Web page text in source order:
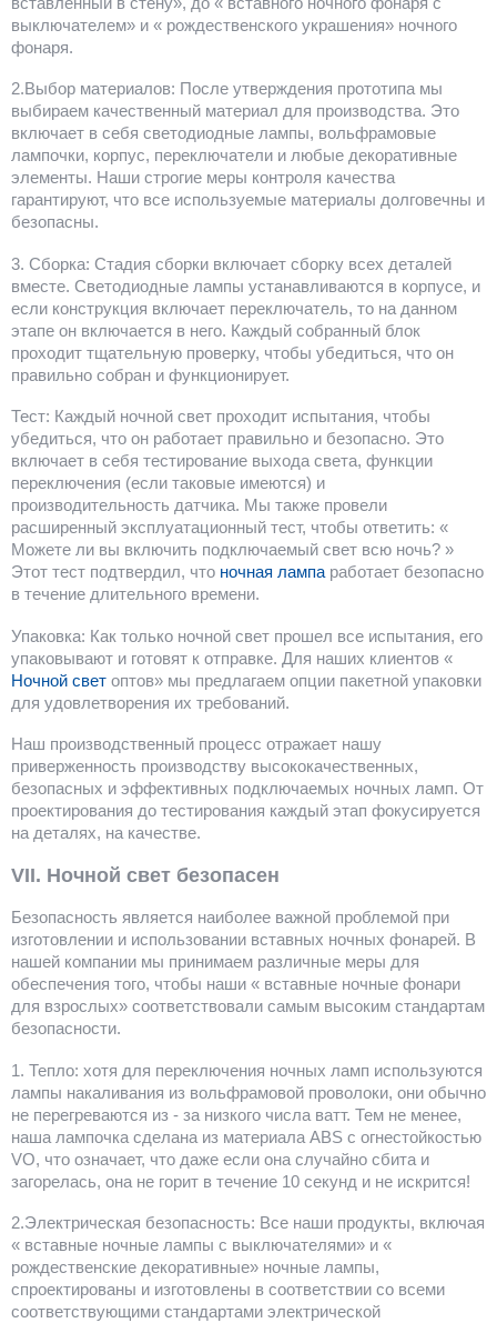
выключателем» и « рождественского украшения» ночного
фонаря.
2.Выбор материалов: После утверждения прототипа мы
выбираем качественный материал для производства. Это
включает в себя светодиодные лампы, вольфрамовые
лампочки, корпус, переключатели и любые декоративные
элементы. Наши строгие меры контроля качества
гарантируют, что все используемые материалы долговечны и
безопасны.
3. Сборка: Стадия сборки включает сборку всех деталей
вместе. Светодиодные лампы устанавливаются в корпусе, и
если конструкция включает переключатель, то на данном
этапе он включается в него. Каждый собранный блок
проходит тщательную проверку, чтобы убедиться, что он
правильно собран и функционирует.
Тест: Каждый ночной свет проходит испытания, чтобы
убедиться, что он работает правильно и безопасно. Это
включает в себя тестирование выхода света, функции
переключения (если таковые имеются) и
производительность датчика. Мы также провели
расширенный эксплуатационный тест, чтобы ответить: «
Можете ли вы включить подключаемый свет всю ночь? »
Этот тест подтвердил, что ночная лампаработает безопасно
в течение длительного времени.
Упаковка: Как только ночной свет прошел все испытания, его
упаковывают и готовят к отправке. Для наших клиентов «
Ночной свет оптов» мы предлагаем опции пакетной упаковки
для удовлетворения их требований.
Наш производственный процесс отражает нашу
приверженность производству высококачественных,
безопасных и эффективных подключаемых ночных ламп. От
проектирования до тестирования каждый этап фокусируется
на деталях, на качестве.
VII. Ночной свет безопасен
Безопасность является наиболее важной проблемой при
изготовлении и использовании вставных ночных фонарей. В
нашей компании мы принимаем различные меры для
обеспечения того, чтобы наши « вставные ночные фонари
для взрослых» соответствовали самым высоким стандартам
безопасности.
1. Тепло: хотя для переключения ночных ламп используются
лампы накаливания из вольфрамовой проволоки, они обычно
не перегреваются из - за низкого числа ватт. Тем не менее,
наша лампочка сделана из материала ABS с огнестойкостью
VO, что означает, что даже если она случайно сбита и
загорелась, она не горит в течение 10 секунд и не искрится!
2.Электрическая безопасность: Все наши продукты, включая
« вставные ночные лампы с выключателями» и «
рождественские декоративные» ночные лампы,
спроектированы и изготовлены в соответствии со всеми
соответствующими стандартами электрической